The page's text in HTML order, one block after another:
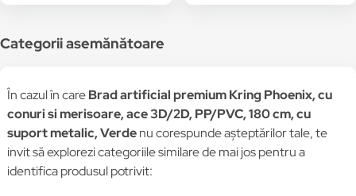
Categorii asemănătoare
În cazul în careBrad artificial premium Kring Phoenix, cu
conuri si merisoare, ace 3D/2D, PP/PVC, 180 cm, cu
suport metalic, Verdenu corespunde așteptărilor tale, te
invit să explorezi categoriile similare de mai jos pentru a
identifica produsul potrivit: